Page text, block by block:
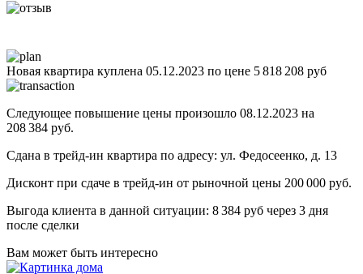
Новая квартира куплена 05.12.2023 по цене 5 818 208 руб
Следующее повышение цены произошло 08.12.2023 на
208 384 руб.
Сдана в трейд-ин квартира по адресу: ул. Федосеенко, д. 13
Дисконт при сдаче в трейд-ин от рыночной цены 200 000 руб.
Выгода клиента в данной ситуации: 8 384 руб через 3 дня
после сделки
Вам может быть интересно